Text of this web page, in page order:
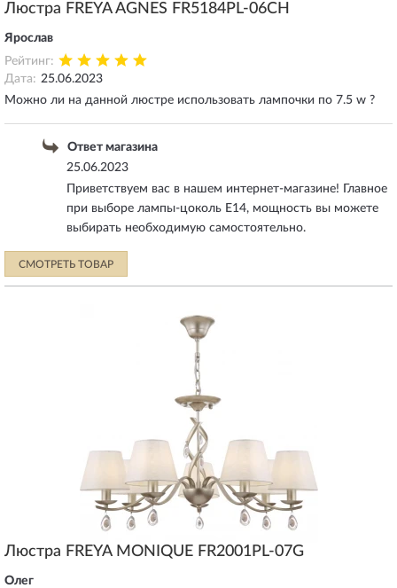
Люстра FREYA AGNES FR5184PL-06CH
Ярослав
Рейтинг:
Дата: 25.06.2023
Можно ли на данной люстре использовать лампочки по 7.5 w ?
Ответ магазина
25.06.2023
Приветствуем вас в нашем интернет-магазине! Главное
при выборе лампы-цоколь E14, мощность вы можете
выбирать необходимую самостоятельно.
СМОТРЕТЬ ТОВАР
Люстра FREYA MONIQUE FR2001PL-07G
Олег